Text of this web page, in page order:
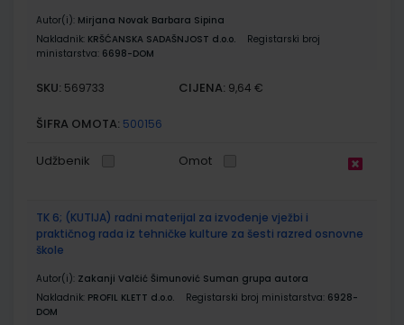
Autor(i): Mirjana Novak Barbara Sipina
Nakladnik: KRŠĆANSKA SADAŠNJOST d.o.o.
Registarski broj
ministarstva: 6698-DOM
SKU: 569733 CIJENA: 9,64 €
ŠIFRA OMOTA: 500156
Udžbenik Omot
TK 6; (KUTIJA) radni materijal za izvođenje vježbi i
praktičnog rada iz tehničke kulture za šesti razred osnovne
škole
Autor(i): Zakanji Valčić Šimunović Suman grupa autora
Nakladnik: PROFIL KLETT d.o.o. Registarski broj ministarstva: 6928-
DOM